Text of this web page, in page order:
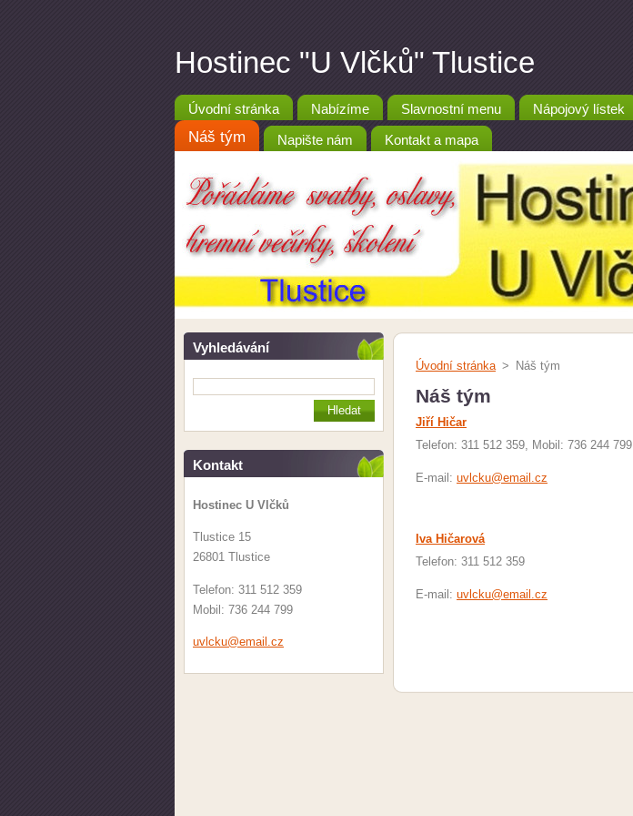
Hostinec "U Vlčků" Tlustice
Úvodní stránka Nabízíme Slavnostní menu Nápojový lístek
Náš tým Napište nám Kontakt a mapa
Vyhledávání
Kontakt
Hostinec U Vlčků
Tlustice 15
26801 Tlustice
Telefon: 311 512 359
Mobil: 736 244 799
uvlcku@email.cz
Úvodní stránka > Náš tým
Náš tým
Jiří Hičar
Telefon: 311 512 359, Mobil: 736 244 799
E-mail: uvlcku@email.cz
Iva Hičarová
Telefon: 311 512 359
E-mail: uvlcku@email.cz